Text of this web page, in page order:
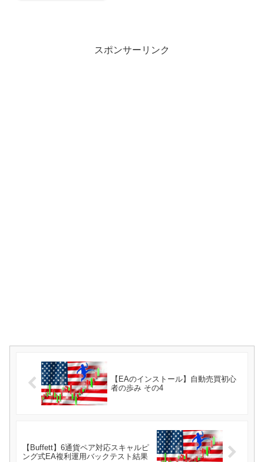
スポンサーリンク
【EAのインストール】自動売買初心
者の歩み その4
【Buffett】6通貨ペア対応スキャルピ
ング式EA複利運用バックテスト結果